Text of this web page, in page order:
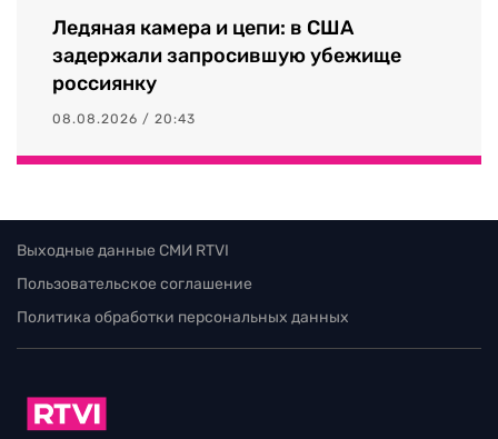
Ледяная камера и цепи: в США
задержали запросившую убежище
россиянку
08.08.2026 / 20:43
Выходные данные СМИ RTVI
Пользовательское соглашение
Политика обработки персональных данных